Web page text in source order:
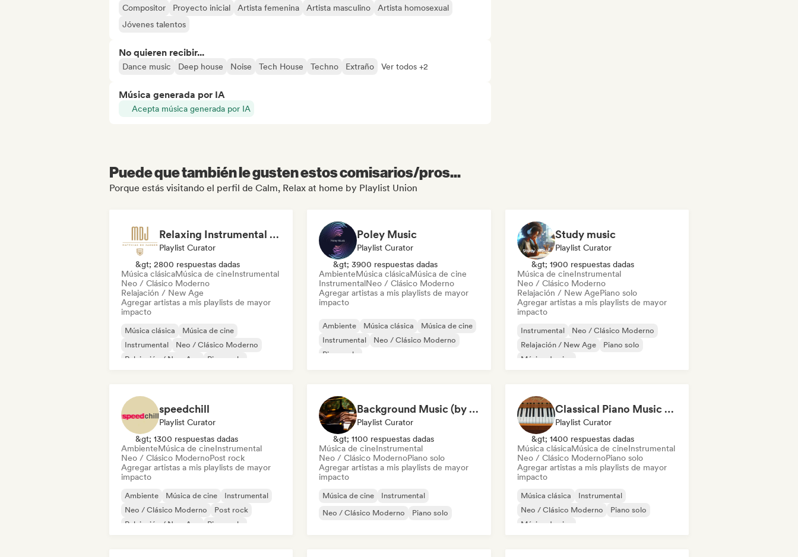
Compositor Proyecto inicial Artista femenina Artista masculino
Artista homosexual
Jóvenes talentos
No quieren recibir...
Dance music Deep house Noise Tech House Techno Extraño Ver todos +2
Música generada por IA
Acepta música generada por IA
Puede que también le gusten estos comisarios/pros...
Porque estás visitando el perfil de Calm, Relax at home by Playlist Union
Relaxing Instrumental (MDJ Matthias De Jaeger)
Playlist Curator
&gt; 2800 respuestas dadas
Música clásicaMúsica de cineInstrumental
Neo / Clásico Moderno
Relajación / New Age
Agregar artistas a mis playlists de mayor
impacto
Música clásica
Música de cine
Instrumental
Neo / Clásico Moderno
Relajación / New Age
Piano solo
Poley Music
Playlist Curator
&gt; 3900 respuestas dadas
AmbienteMúsica clásicaMúsica de cine
InstrumentalNeo / Clásico Moderno
Agregar artistas a mis playlists de mayor
impacto
Ambiente Música clásica
Música de cine
Instrumental
Neo / Clásico Moderno
Piano solo
Study music
Playlist Curator
&gt; 1900 respuestas dadas
Música de cineInstrumental
Neo / Clásico Moderno
Relajación / New AgePiano solo
Agregar artistas a mis playlists de mayor
impacto
Instrumental
Neo / Clásico Moderno
Relajación / New Age
Piano solo
Música de cine
speedchill
Playlist Curator
&gt; 1300 respuestas dadas
AmbienteMúsica de cineInstrumental
Neo / Clásico ModernoPost rock
Agregar artistas a mis playlists de mayor
impacto
Ambiente Música de cine
Instrumental
Neo / Clásico Moderno
Post rock
Relajación / New Age
Piano solo
Background Music (by Pianoman)
Playlist Curator
&gt; 1100 respuestas dadas
Música de cineInstrumental
Neo / Clásico ModernoPiano solo
Agregar artistas a mis playlists de mayor
impacto
Música de cine
Instrumental
Neo / Clásico Moderno
Piano solo
Classical Piano Music For Deep Sleep
Playlist Curator
&gt; 1400 respuestas dadas
Música clásicaMúsica de cineInstrumental
Neo / Clásico ModernoPiano solo
Agregar artistas a mis playlists de mayor
impacto
Música clásica
Instrumental
Neo / Clásico Moderno
Piano solo
Música de cine